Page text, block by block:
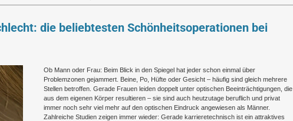
die beliebtesten Schönheitsoperationen bei
Ob Mann oder Frau: Beim Blick in den Spiegel hat jeder schon einmal über
Problemzonen gejammert. Beine, Po, Hüfte oder Gesicht – häufig sind gleich mehrere
Stellen betroffen. Gerade Frauen leiden doppelt unter optischen Beeinträchtigungen, die
aus dem eigenen Körper resultieren – sie sind auch heutzutage beruflich und privat
immer noch sehr viel mehr auf den optischen Eindruck angewiesen als Männer.
Zahlreiche Studien zeigen immer wieder: Gerade karrieretechnisch ist ein attraktives